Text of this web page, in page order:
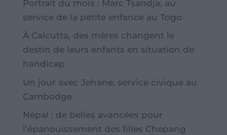
Portrait du mois : Marc Tsandja, au
service de la petite enfance au Togo
À Calcutta, des mères changent le
destin de leurs enfants en situation de
handicap
Un jour avec Jehane, service civique au
Cambodge
Népal : de belles avancées pour
l’épanouissement des filles Chepang